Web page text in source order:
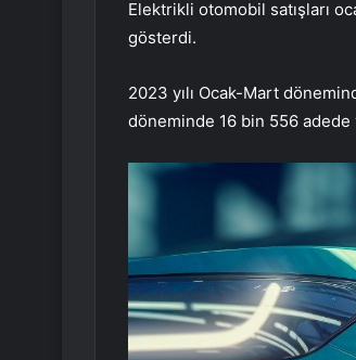
Elektrikli otomobil satışları
gösterdi.
2023 yılı Ocak-Mart
döneminde 16 bin 556 adede